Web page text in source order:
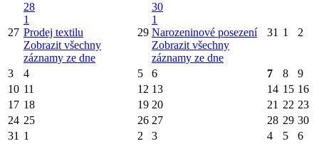
27
28
1
Prodej textilu
Zobrazit všechny
záznamy ze dne
29
30
1
Narozeninové posezení
Zobrazit všechny
záznamy ze dne
31 1 2
3 4 5 6 7 8
9
10 11 12 13 14 15 16
17 18 19 20 21 22 23
24 25 26 27 28 29 30
31 1 2 3 4 5 6